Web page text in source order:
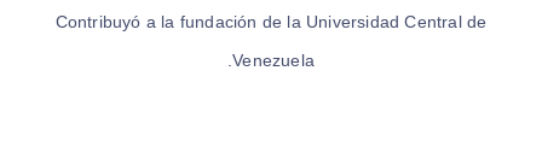
Contribuyó a la fundación de la Universidad Central de
Venezuela.